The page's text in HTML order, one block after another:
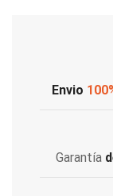
Envio
Garantía